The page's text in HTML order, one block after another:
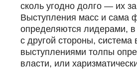
сколь угодно долго — их
Выступления масс и сама
определяются лидерами,
с другой стороны, система
выступлениями толпы
власти, или